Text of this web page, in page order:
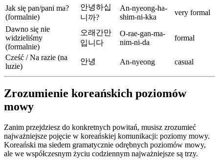
Jak się pan/pani ma?
(formalnie)
안녕하십
니까?
An-nyeong-ha-
shim-ni-kka
very formal
Dawno się nie
widzieliśmy
(formalnie)
오래간만
입니다
O-rae-gan-ma-
nim-ni-da
formal
Cześć / Na razie (na
luzie)
안녕 An-nyeong casual
Zrozumienie koreańskich poziomów
mowy
Zanim przejdziesz do konkretnych powitań, musisz zrozumieć
najważniejsze pojęcie w koreańskiej komunikacji: poziomy mowy.
Koreański ma siedem gramatycznie odrębnych poziomów mowy,
ale we współczesnym życiu codziennym najważniejsze są trzy.